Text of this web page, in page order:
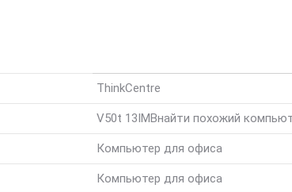
ThinkCentre
V50t 13IMBнайти похожий
Компьютер для офиса
Компьютер для офиса